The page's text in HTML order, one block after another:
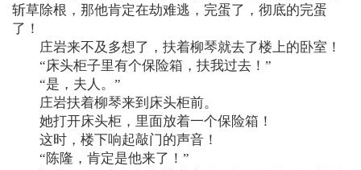
斩草除根，那他肯定在劫难逃，完蛋了，彻底的完蛋
了！
庄岩来不及多想了，扶着柳琴就去了楼上的卧室！
“床头柜子里有个保险箱，扶我过去！”
“是，夫人。”
庄岩扶着柳琴来到床头柜前。
她打开床头柜，里面放着一个保险箱！
这时，楼下响起敲门的声音！
“陈隆，肯定是他来了！”